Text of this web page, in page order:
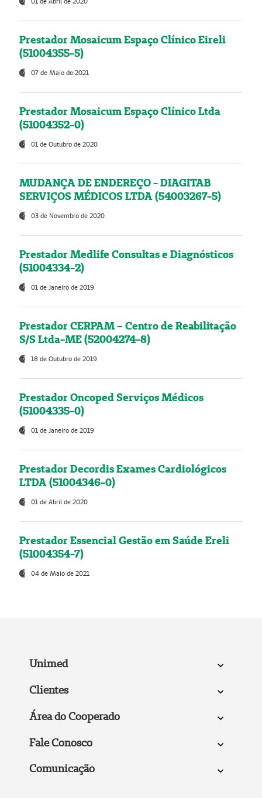
Prestador Mosaicum Espaço Clínico Eireli
(51004355-5)
07 de Maio de 2021
Prestador Mosaicum Espaço Clínico Ltda
(51004352-0)
01 de Outubro de 2020
MUDANÇA DE ENDEREÇO - DIAGITAB
SERVIÇOS MÉDICOS LTDA (54003267-5)
03 de Novembro de 2020
Prestador Medlife Consultas e Diagnósticos
(51004334-2)
01 de Janeiro de 2019
Prestador CERPAM – Centro de Reabilitação
S/S Ltda-ME (52004274-8)
18 de Outubro de 2019
Prestador Oncoped Serviços Médicos
(51004335-0)
01 de Janeiro de 2019
Prestador Decordis Exames Cardiológicos
LTDA (51004346-0)
01 de Abril de 2020
Prestador Essencial Gestão em Saúde Ereli
(51004354-7)
04 de Maio de 2021
Unimed
Clientes
Área do Cooperado
Fale Conosco
Comunicação